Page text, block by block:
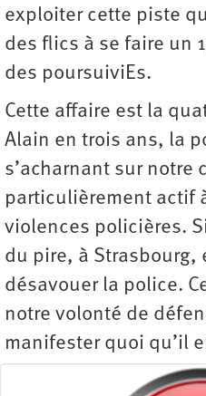
exploiter cette piste
des flics à se faire un
des poursuiviEs.
Cette affaire est la
Alain en trois ans, la
s’acharnant sur notre
particulièrement actif
violences policières.
du pire, à Strasbourg,
désavouer la police.
notre volonté de
manifester quoi qu’il